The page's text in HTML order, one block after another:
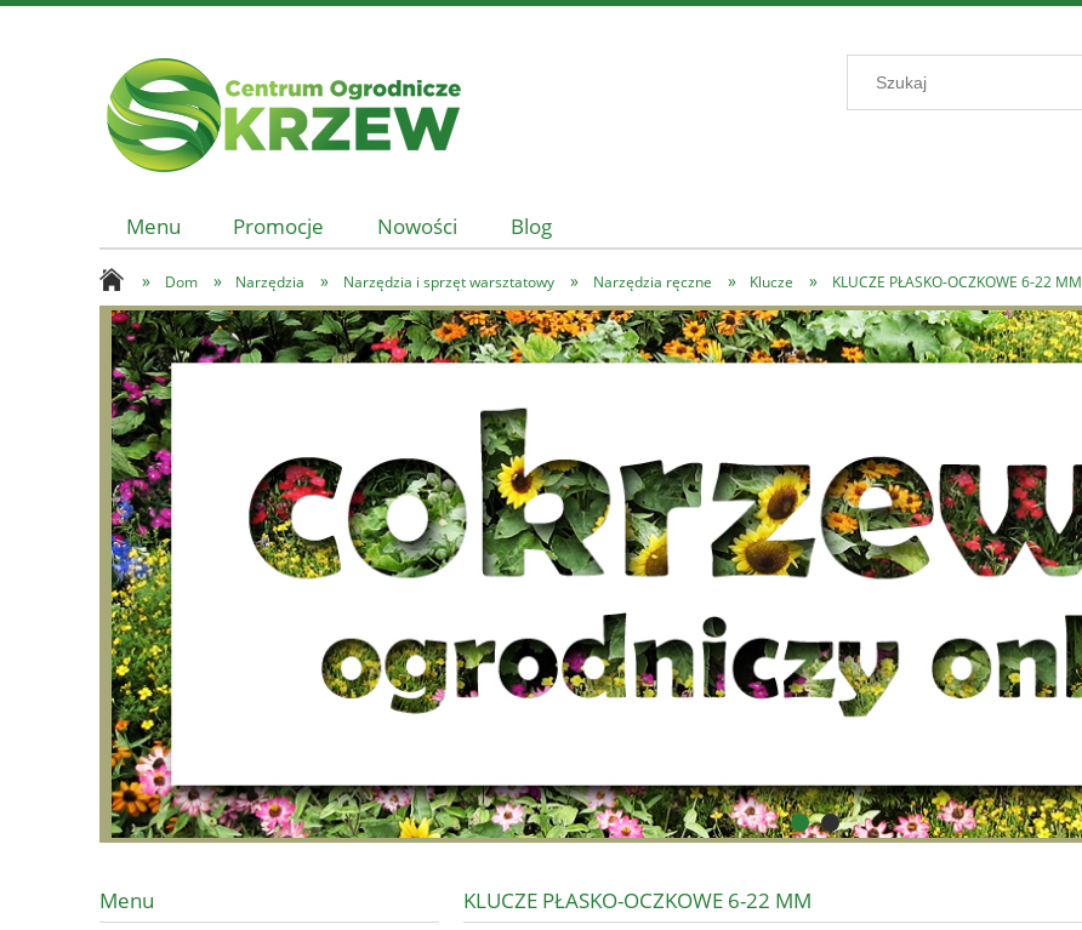
Menu Promocje Nowości Blog
» Dom » Narzędzia » Narzędzia i sprzęt warsztatowy » Narzędzia ręczne » Klucze » KLUCZE PŁASKO-OCZKOWE 6-22 MM
Menu KLUCZE PŁASKO-OCZKOWE 6-22 MM